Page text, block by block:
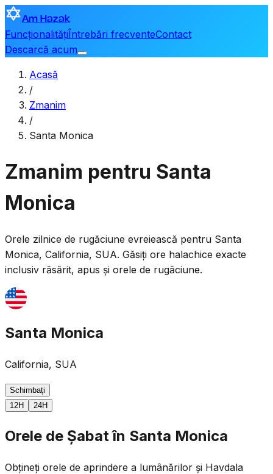
Am Hazak
FuncționalitățiÎntrebări frecventeContact
Descarcă acum
Acasă
/
Zmanim
/
Santa Monica
Zmanim pentru Santa
Monica
Orele zilnice de rugăciune evreiească pentru Santa
Monica, California, SUA. Găsiți ore halachice exacte
inclusiv răsărit, apus și orele de rugăciune.
Santa Monica
California, SUA
Schimbați
12H
24H
Orele de Șabat în Santa Monica
Obțineți orele de aprindere a lumânărilor și Havdala